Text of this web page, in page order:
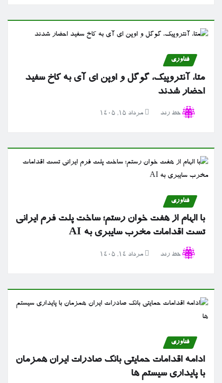
فناوری
متا، آنتروپیک، گوگل و اوپن ای آی به کاخ سفید
احضار شدند
خط رند مرداد ۱۵, ۱۴۰۵
فناوری
با الهام از هفت خوان رستم؛ ساخت پلت فرم ایرانی
تست اقدامات مخرب سایبری به AI
خط رند مرداد ۱۴, ۱۴۰۵
فناوری
ادامه اقدامات حمایتی بانک صادرات ایران همزمان
با پایداری سیستم ها